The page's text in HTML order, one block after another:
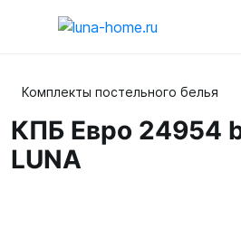
Комплекты постельного белья
КПБ Евро 24954
LUNA